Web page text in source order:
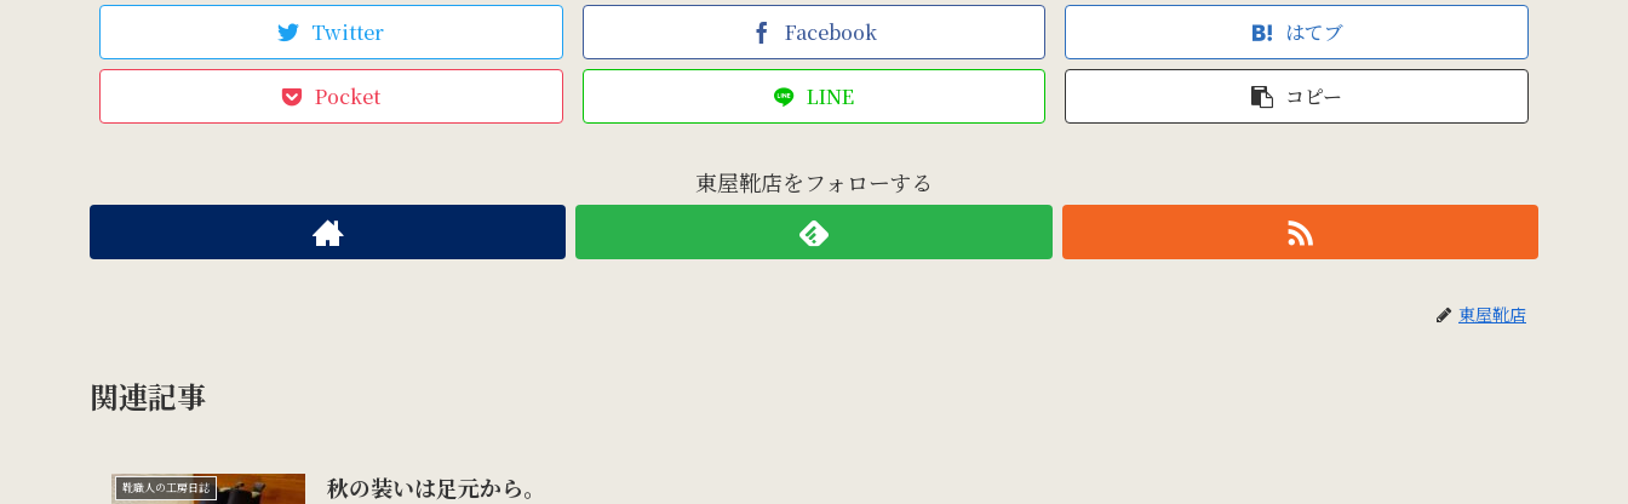
Twitter Facebook はてブ
Pocket LINE コピー
東屋靴店をフォローする
東屋靴店
関連記事
靴職人の工房日誌 秋の装いは足元から。